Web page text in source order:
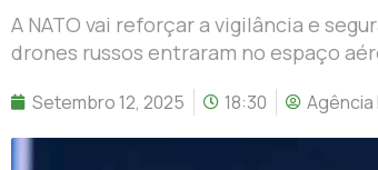
A NATO vai reforçar a vigilância e
drones russos entraram no espaço
Setembro 12, 2025 18:30 Agência